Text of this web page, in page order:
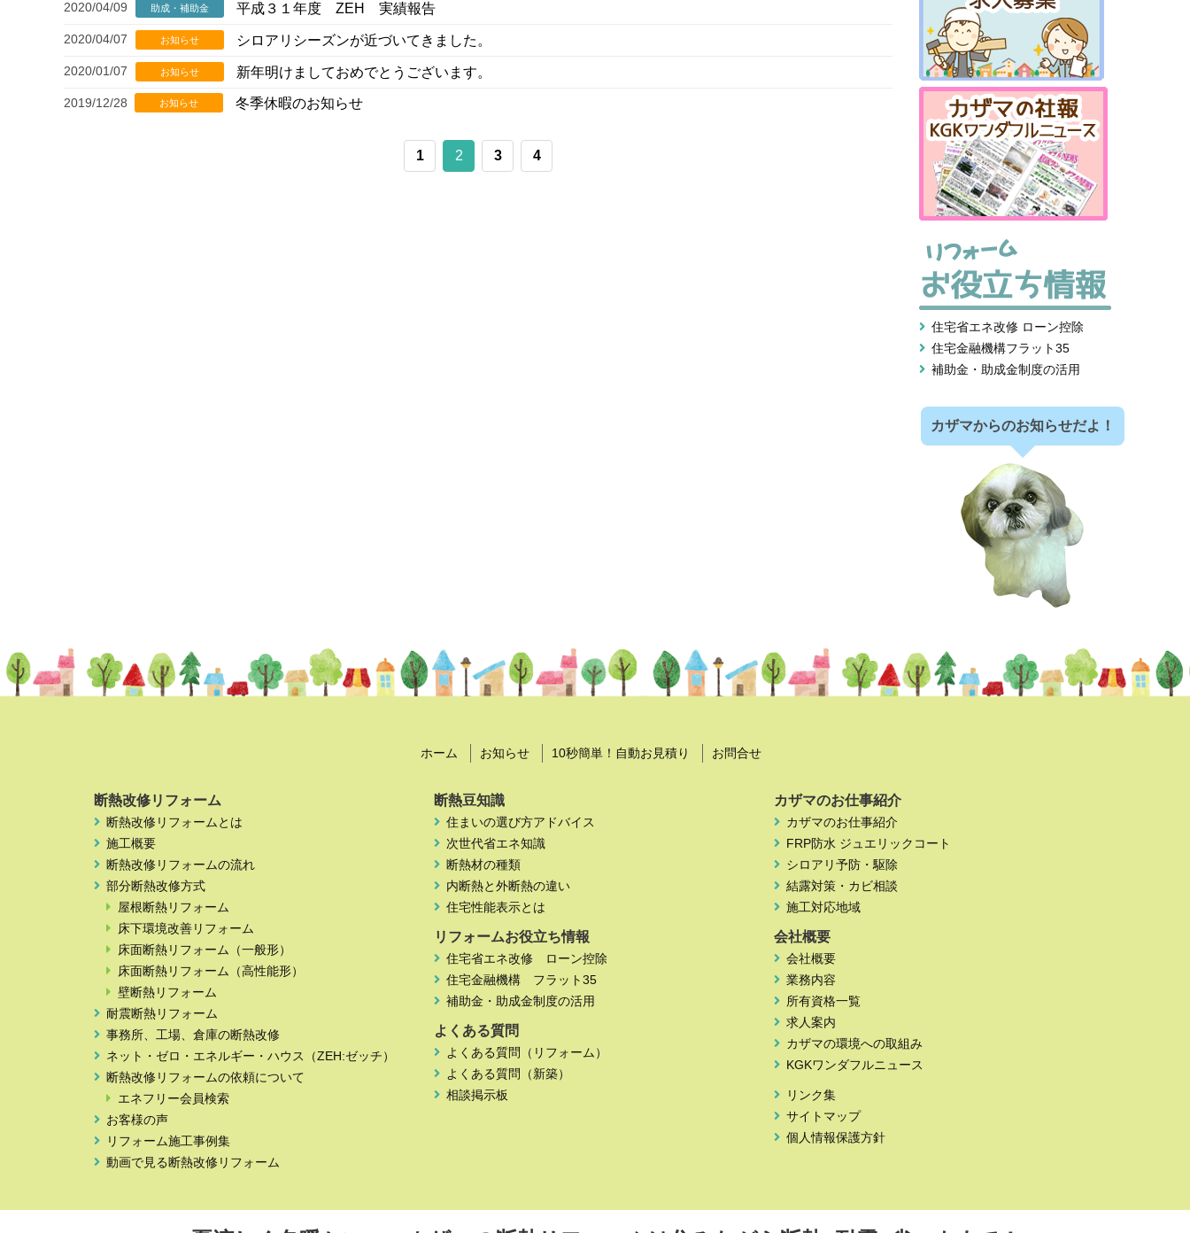
2020/04/09 助成・補助金 平成３１年度 ZEH 実績報告
2020/04/07 お知らせ シロアリシーズンが近づいてきました。
2020/01/07 お知らせ 新年明けましておめでとうございます。
2019/12/28 お知らせ 冬季休暇のお知らせ
1 2 3 4
住宅省エネ改修 ローン控除
住宅金融機構フラット35
補助金・助成金制度の活用
カザマからのお知らせだよ！
ホーム お知らせ 10秒簡単！自動お見積り お問合せ
断熱改修リフォーム
断熱改修リフォームとは
施工概要
断熱改修リフォームの流れ
部分断熱改修方式
屋根断熱リフォーム
床下環境改善リフォーム
床面断熱リフォーム（一般形）
床面断熱リフォーム（高性能形）
壁断熱リフォーム
耐震断熱リフォーム
事務所、工場、倉庫の断熱改修
ネット・ゼロ・エネルギー・ハウス（ZEH:ゼッチ）
断熱改修リフォームの依頼について
エネフリー会員検索
お客様の声
リフォーム施工事例集
動画で見る断熱改修リフォーム
断熱豆知識
住まいの選び方アドバイス
次世代省エネ知識
断熱材の種類
内断熱と外断熱の違い
住宅性能表示とは
リフォームお役立ち情報
住宅省エネ改修 ローン控除
住宅金融機構 フラット35
補助金・助成金制度の活用
よくある質問
よくある質問（リフォーム）
よくある質問（新築）
相談掲示板
カザマのお仕事紹介
カザマのお仕事紹介
FRP防水 ジュエリックコート
シロアリ予防・駆除
結露対策・カビ相談
施工対応地域
会社概要
会社概要
業務内容
所有資格一覧
求人案内
カザマの環境への取組み
KGKワンダフルニュース
リンク集
サイトマップ
個人情報保護方針